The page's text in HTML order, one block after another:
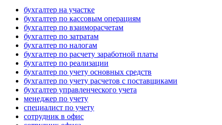
бухгалтер на участке
бухгалтер по кассовым операциям
бухгалтер по взаиморасчетам
бухгалтер по затратам
бухгалтер по налогам
бухгалтер по расчету заработной платы
бухгалтер по реализации
бухгалтер по учету основных средств
бухгалтер по учету расчетов с поставщиками
бухгалтер управленческого учета
менеджер по учету
специалист по учету
сотрудник в офис